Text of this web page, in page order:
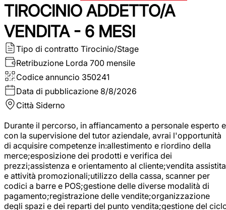
TIROCINIO ADDETTO/A
VENDITA - 6 MESI
Tipo di contratto Tirocinio/Stage
Retribuzione Lorda 700 mensile
Codice annuncio 350241
Data di pubblicazione 8/8/2026
Città Siderno
Durante il percorso, in affiancamento a personale esperto e
con la supervisione del tutor aziendale, avrai l'opportunità
di acquisire competenze in:allestimento e riordino della
merce;esposizione dei prodotti e verifica dei
prezzi;assistenza e orientamento al cliente;vendita assistita
e attività promozionali;utilizzo della cassa, scanner per
codici a barre e POS;gestione delle diverse modalità di
pagamento;registrazione delle vendite;organizzazione
degli spazi e dei reparti del punto vendita;gestione del